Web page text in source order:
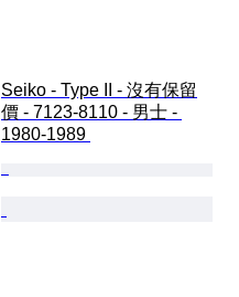
Seiko - Type II - 沒有保留
價 - 7123-8110 - 男士 -
1980-1989